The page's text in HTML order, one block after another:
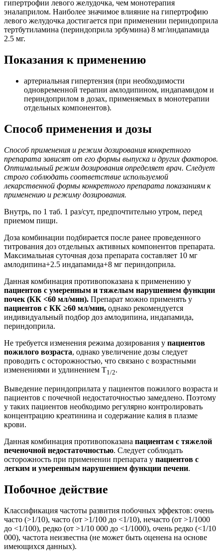
гипертрофии левого желудочка, чем монотерапия
эналаприлом. Наиболее значимое влияние на гипертрофию
левого желудочка достигается при применении периндоприла
тертбутиламина (периндоприла эрбумина) 8 мг/индапамида
2.5 мг.
Показания к применению
артериальная гипертензия (при необходимости
одновременной терапии амлодипином, индапамидом и
периндоприлом в дозах, применяемых в монотерапии
отдельных компонентов).
Способ применения и дозы
Способ применения и режим дозирования конкретного
препарата зависят от его формы выпуска и других факторов.
Оптимальный режим дозирования определяет врач. Следует
строго соблюдать соответствие используемой
лекарственной формы конкретного препарата показаниям к
применению и режиму дозирования.
Внутрь, по 1 таб. 1 раз/сут, предпочтительно утром, перед
приемом пищи.
Доза комбинации подбирается после ранее проведенного
титрования доз отдельных активных компонентов препарата.
Максимальная суточная доза препарата составляет 10 мг
амлодипина+2.5 индапамида+8 мг периндоприла.
Данная комбинация противопоказана к применению у
пациентов с умеренным и тяжелым нарушением функции
почек (КК <60 мл/мин). Препарат можно применять у
пациентов с КК ≥60 мл/мин, однако рекомендуется
индивидуальный подбор доз амлодипина, индапамида,
периндоприла.
Не требуется изменения режима дозирования у пациентов
пожилого возраста, однако увеличение дозы следует
проводить с осторожностью, что связано с возрастными
изменениями и удлинением Т1/2.
Выведение периндоприлата у пациентов пожилого возраста и
пациентов с почечной недостаточностью замедлено. Поэтому
у таких пациентов необходимо регулярно контролировать
концентрацию креатинина и содержание калия в плазме
крови.
Данная комбинация противопоказана пациентам с тяжелой
печеночной недостаточностью. Следует соблюдать
осторожность при применении препарата у пациентов с
легким и умеренным нарушением функции печени.
Побочное действие
Классификация частоты развития побочных эффектов: очень
часто (>1/10), часто (от >1/100 до <1/10), нечасто (от >1/1000
до <1/100), редко (от >1/10 000 до <1/1000), очень редко (<1/10
000), частота неизвестна (не может быть оценена на основе
имеющихся данных).